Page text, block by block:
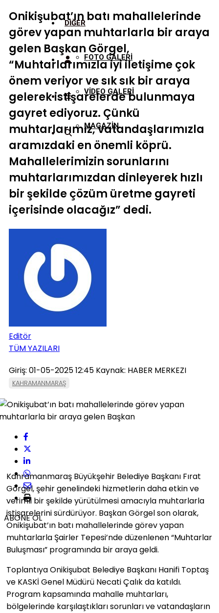
DİĞER
FOTO GALERİ
VİDEO GALERİ
MAGAZİN
Onikişubat’ın batı mahallelerinde
görev yapan muhtarlarla bir araya
gelen Başkan Görgel,
“Muhtarlarımızla iyi iletişime çok
önem veriyor ve sık sık bir araya
gelerek istişarelerde bulunmaya
gayret ediyoruz. Çünkü
muhtarlarımız, vatandaşlarımızla
aramızdaki en önemli köprü.
Mahallelerimizin sorunlarını
muhtarlarımızdan dinleyerek hızlı
bir şekilde çözüm üretme gayreti
içerisinde olacağız” dedi.
Editör
TÜM YAZILARI
Giriş: 01-05-2025 12:45 Kaynak: HABER MERKEZI
KAHRAMANMARAŞ
ABONE OL
Kahramanmaraş Büyükşehir Belediye Başkanı Fırat
Görgel, şehir genelindeki hizmetlerin daha etkin ve
verimli bir şekilde yürütülmesi amacıyla muhtarlarla
istişarelerini sürdürüyor. Başkan Görgel son olarak,
Onikişubat’ın batı mahallelerinde görev yapan
muhtarlarla Şairler Tepesi’nde düzenlenen “Muhtarlar
Buluşması” programında bir araya geldi.
Toplantıya Onikişubat Belediye Başkanı Hanifi Toptaş
ve KASKİ Genel Müdürü Necati Çalık da katıldı.
Program kapsamında mahalle muhtarları,
bölgelerinde karşılaştıkları sorunları ve vatandaşların